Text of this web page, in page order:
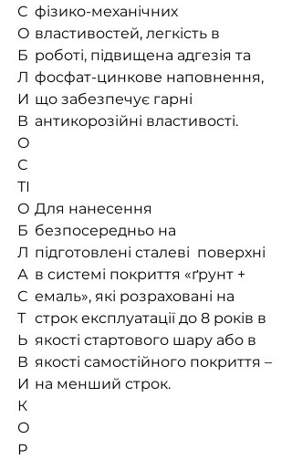
С
О
Б
Л
И
В
О
С
ТІ
фізико-механічних
властивостей, легкість в
роботі, підвищена адгезія та
фосфат-цинкове наповнення,
що забезпечує гарні
антикорозійні властивості.
О
Б
Л
А
С
Т
Ь
В
И
К
О
Р
Для нанесення
безпосередньо на
підготовлені сталеві поверхні
в системі покриття «ґрунт +
емаль», які розраховані на
строк експлуатації до 8 років в
якості стартового шару або в
якості самостійного покриття –
на менший строк.